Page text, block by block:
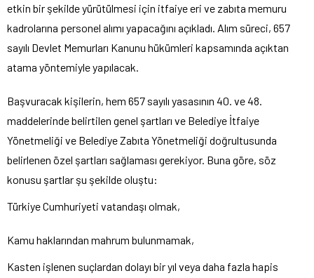
etkin bir şekilde yürütülmesi için itfaiye eri ve zabıta memuru
kadrolarına personel alımı yapacağını açıkladı. Alım süreci, 657
sayılı Devlet Memurları Kanunu hükümleri kapsamında açıktan
atama yöntemiyle yapılacak.
Başvuracak kişilerin, hem 657 sayılı yasasının 40. ve 48.
maddelerinde belirtilen genel şartları ve Belediye İtfaiye
Yönetmeliği ve Belediye Zabıta Yönetmeliği doğrultusunda
belirlenen özel şartları sağlaması gerekiyor. Buna göre, söz
konusu şartlar şu şekilde oluştu:
Türkiye Cumhuriyeti vatandaşı olmak,
Kamu haklarından mahrum bulunmamak,
Kasten işlenen suçlardan dolayı bir yıl veya daha fazla hapis